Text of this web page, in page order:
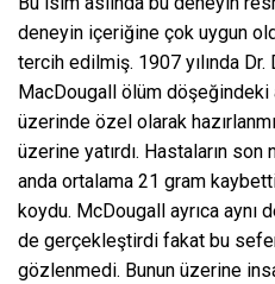
deneyin içeriğine çok uygun
tercih edilmiş. 1907 yılında Dr.
MacDougall ölüm döşeğindeki
üzerinde özel olarak
üzerine yatırdı. Hastaların
anda ortalama 21 gram
koydu. McDougall ayrıca aynı
de gerçekleştirdi fakat bu
gözlenmedi. Bunun üzerine